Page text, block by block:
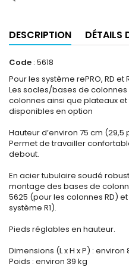
DESCRIPTION DÉTAILS
Code : 5618
Pour les système rePRO, RD et
Les socles/bases de
colonnes ainsi que plateaux
disponibles en option
Hauteur d’environ 75 cm (29,5
Permet de travailler
debout.
En acier tubulaire soudé
montage des bases de
5625 (pour les colonnes RD)
système R1).
Pieds réglables en hauteur.
Dimensions (L x H x P) : environ
Poids : environ 39 kg